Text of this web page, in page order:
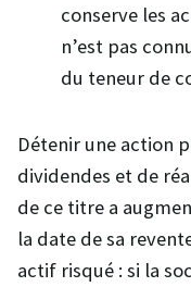
conserve les
n’est pas
du teneur de
Détenir une action
dividendes et de
de ce titre a
la date de sa
actif risqué : si la